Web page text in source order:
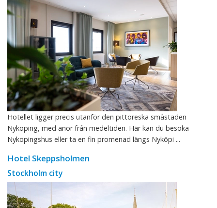
Hotellet ligger precis utanför den pittoreska småstaden
Nyköping, med anor från medeltiden. Här kan du besöka
Nyköpingshus eller ta en fin promenad längs Nyköpi ...
Hotel Skeppsholmen
Stockholm city